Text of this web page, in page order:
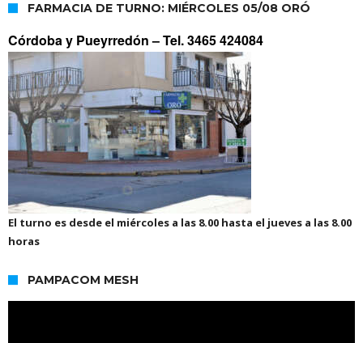
FARMACIA DE TURNO: MIÉRCOLES 05/08 ORÓ
Córdoba y Pueyrredón –Tel. 3465 424084
El turno es desde el miércoles a las 8.00 hasta el jueves a las 8.00
horas
PAMPACOM MESH